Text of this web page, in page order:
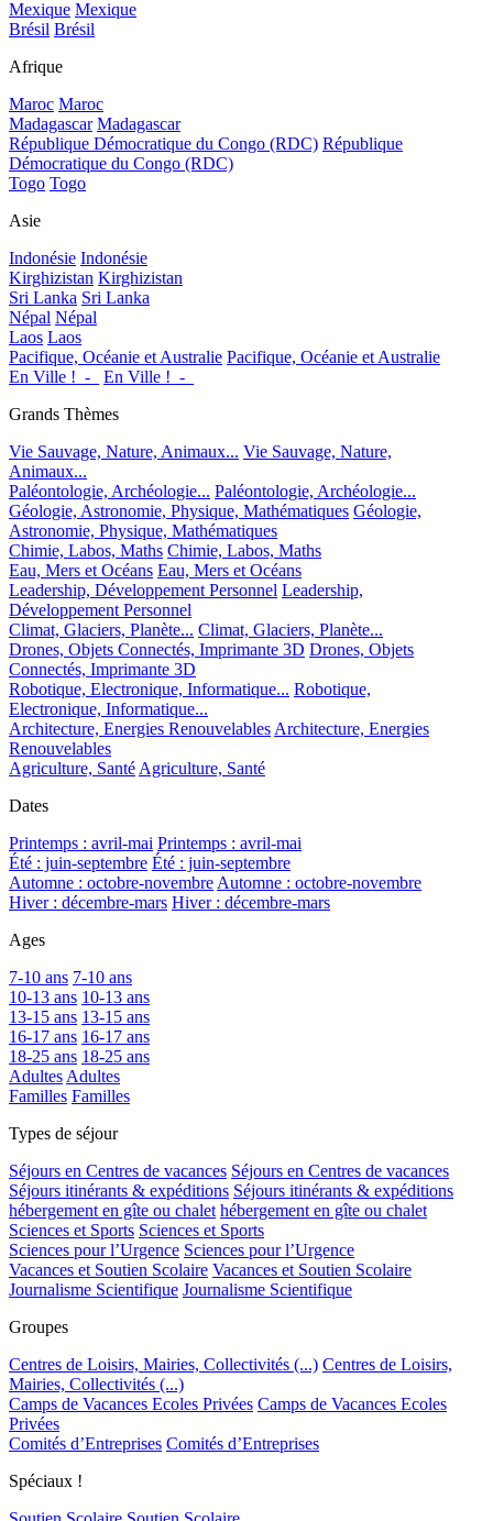
Mexique Mexique
Brésil Brésil
Afrique
Maroc Maroc
Madagascar Madagascar
République Démocratique du Congo (RDC) République
Démocratique du Congo (RDC)
Togo Togo
Asie
Indonésie Indonésie
Kirghizistan Kirghizistan
Sri Lanka Sri Lanka
Népal Népal
Laos Laos
Pacifique, Océanie et Australie Pacifique, Océanie et Australie
En Ville !_-_
En Ville !_-_
Grands Thèmes
Vie Sauvage, Nature, Animaux... Vie Sauvage, Nature,
Animaux...
Paléontologie, Archéologie... Paléontologie, Archéologie...
Géologie, Astronomie, Physique, Mathématiques Géologie,
Astronomie, Physique, Mathématiques
Chimie, Labos, Maths Chimie, Labos, Maths
Eau, Mers et Océans Eau, Mers et Océans
Leadership, Développement Personnel Leadership,
Développement Personnel
Climat, Glaciers, Planète... Climat, Glaciers, Planète...
Drones, Objets Connectés, Imprimante 3D Drones, Objets
Connectés, Imprimante 3D
Robotique, Electronique, Informatique... Robotique,
Electronique, Informatique...
Architecture, Energies Renouvelables Architecture, Energies
Renouvelables
Agriculture, Santé Agriculture, Santé
Dates
Printemps : avril-mai Printemps : avril-mai
Été : juin-septembre Été : juin-septembre
Automne : octobre-novembre Automne : octobre-novembre
Hiver : décembre-mars Hiver : décembre-mars
Ages
7-10 ans 7-10 ans
10-13 ans 10-13 ans
13-15 ans 13-15 ans
16-17 ans 16-17 ans
18-25 ans 18-25 ans
Adultes Adultes
Familles Familles
Types de séjour
Séjours en Centres de vacances Séjours en Centres de vacances
Séjours itinérants & expéditions Séjours itinérants & expéditions
hébergement en gîte ou chalet hébergement en gîte ou chalet
Sciences et Sports Sciences et Sports
Sciences pour l’Urgence Sciences pour l’Urgence
Vacances et Soutien Scolaire Vacances et Soutien Scolaire
Journalisme Scientifique Journalisme Scientifique
Groupes
Centres de Loisirs, Mairies, Collectivités (...) Centres de Loisirs,
Mairies, Collectivités (...)
Camps de Vacances Ecoles Privées Camps de Vacances Ecoles
Privées
Comités d’Entreprises Comités d’Entreprises
Spéciaux !